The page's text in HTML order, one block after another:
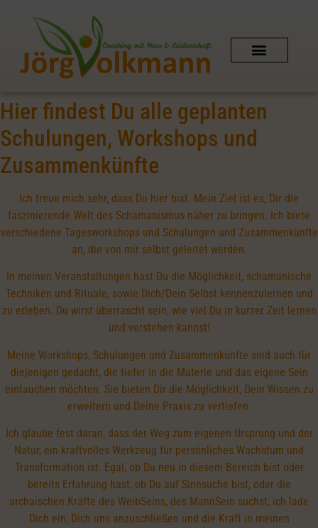
Hier findest Du alle geplanten
Schulungen, Workshops und
Zusammenkünfte
Ich freue mich sehr, dass Du hier bist. Mein Ziel ist es, Dir die
faszinierende Welt des Schamanismus näher zu bringen. Ich biete
verschiedene Tagesworkshops und Schulungen und Zusammenkünfte
an, die von mir selbst geleitet werden.
In meinen Veranstaltungen hast Du die Möglichkeit, schamanische
Techniken und Rituale, sowie Dich/Dein Selbst kennenzulernen und
zu erleben. Du wirst überrascht sein, wie viel Du in kurzer Zeit lernen
und verstehen kannst!
Meine Workshops, Schulungen und Zusammenkünfte sind auch für
diejenigen gedacht, die tiefer in die Materie und das eigene Sein
eintauchen möchten. Sie bieten Dir die Möglichkeit, Dein Wissen zu
erweitern und Deine Praxis zu vertiefen.
Ich glaube fest daran, dass der Weg zum eigenen Ursprung und der
Natur, ein kraftvolles Werkzeug für persönliches Wachstum und
Transformation ist. Egal, ob Du neu in diesem Bereich bist oder
bereits Erfahrung hast, ob Du auf Sinnsuche bist, oder die
archaischen Kräfte des WeibSeins, des MannSein suchst, ich lade
Dich ein, Dich uns anzuschließen und die Kraft in meinen